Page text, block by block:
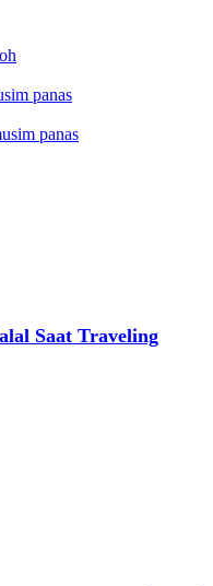
panas
panas
Saat Traveling